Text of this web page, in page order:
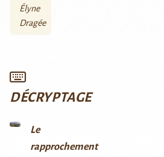
Élyne
Dragée
DÉCRYPTAGE
Le
rapprochement